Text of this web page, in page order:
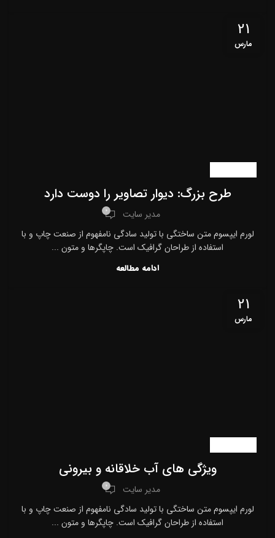
21
مارس
طرح بزرگ: دیوار تصاویر را دوست دارد
مدیر سایت 0
لورم ایپسوم متن ساختگی با تولید سادگی نامفهوم از صنعت چاپ و با
استفاده از طراحان گرافیک است. چاپگرها و متون ...
ادامه مطالعه
21
مارس
ویژگی های آب خلاقانه و بیرونی
مدیر سایت 0
لورم ایپسوم متن ساختگی با تولید سادگی نامفهوم از صنعت چاپ و با
استفاده از طراحان گرافیک است. چاپگرها و متون ...